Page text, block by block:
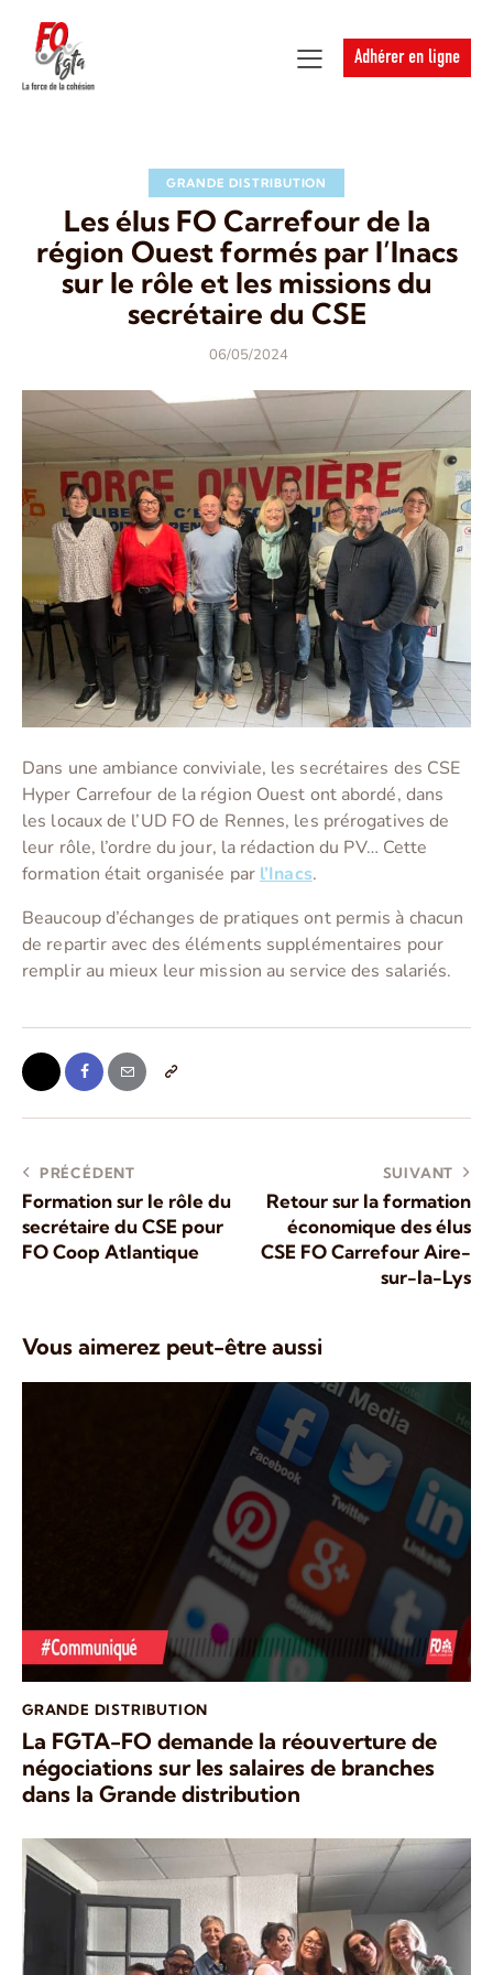
Adhérer en ligne
GRANDE DISTRIBUTION
Les élus FO Carrefour de la
région Ouest formés par l’Inacs
sur le rôle et les missions du
secrétaire du CSE
06/05/2024
Dans une ambiance conviviale, les secrétaires des CSE
Hyper Carrefour de la région Ouest ont abordé, dans
les locaux de l’UD FO de Rennes, les prérogatives de
leur rôle, l’ordre du jour, la rédaction du PV… Cette
formation était organisée par l’Inacs.
Beaucoup d’échanges de pratiques ont permis à chacun
de repartir avec des éléments supplémentaires pour
remplir au mieux leur mission au service des salariés.
PRÉCÉDENT
Formation sur le rôle du
secrétaire du CSE pour
FO Coop Atlantique
SUIVANT
Retour sur la formation
économique des élus
CSE FO Carrefour Aire-
sur-la-Lys
Vous aimerez peut-être aussi
GRANDE DISTRIBUTION
La FGTA-FO demande la réouverture de
négociations sur les salaires de branches
dans la Grande distribution